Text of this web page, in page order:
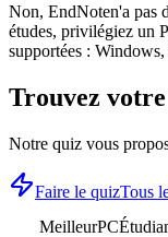
Non, EndNoten'a pas
études, privilégiez un
supportées : Windows,
Trouvez votre
Notre quiz vous
Faire le quizTous
MeilleurPC